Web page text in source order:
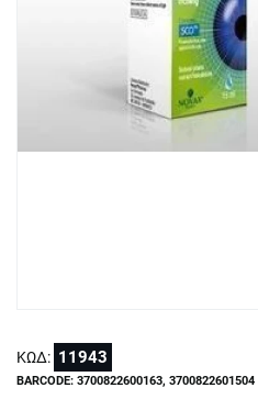
ΚΩΔ: 11943
BARCODE: 3700822600163, 3700822601504